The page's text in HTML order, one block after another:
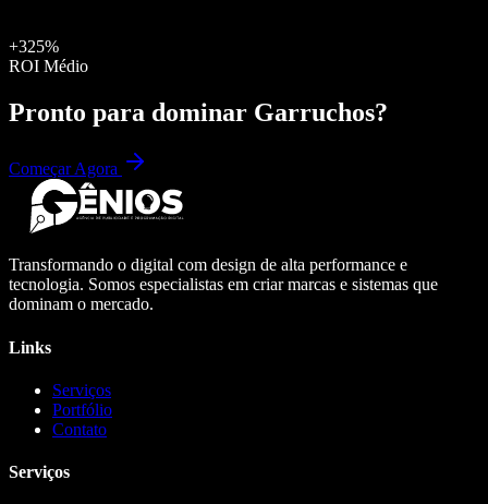
+325%
ROI Médio
Pronto para dominar Garruchos?
Começar Agora
Transformando o digital com design de alta performance e
tecnologia. Somos especialistas em criar marcas e sistemas que
dominam o mercado.
Links
Serviços
Portfólio
Contato
Serviços